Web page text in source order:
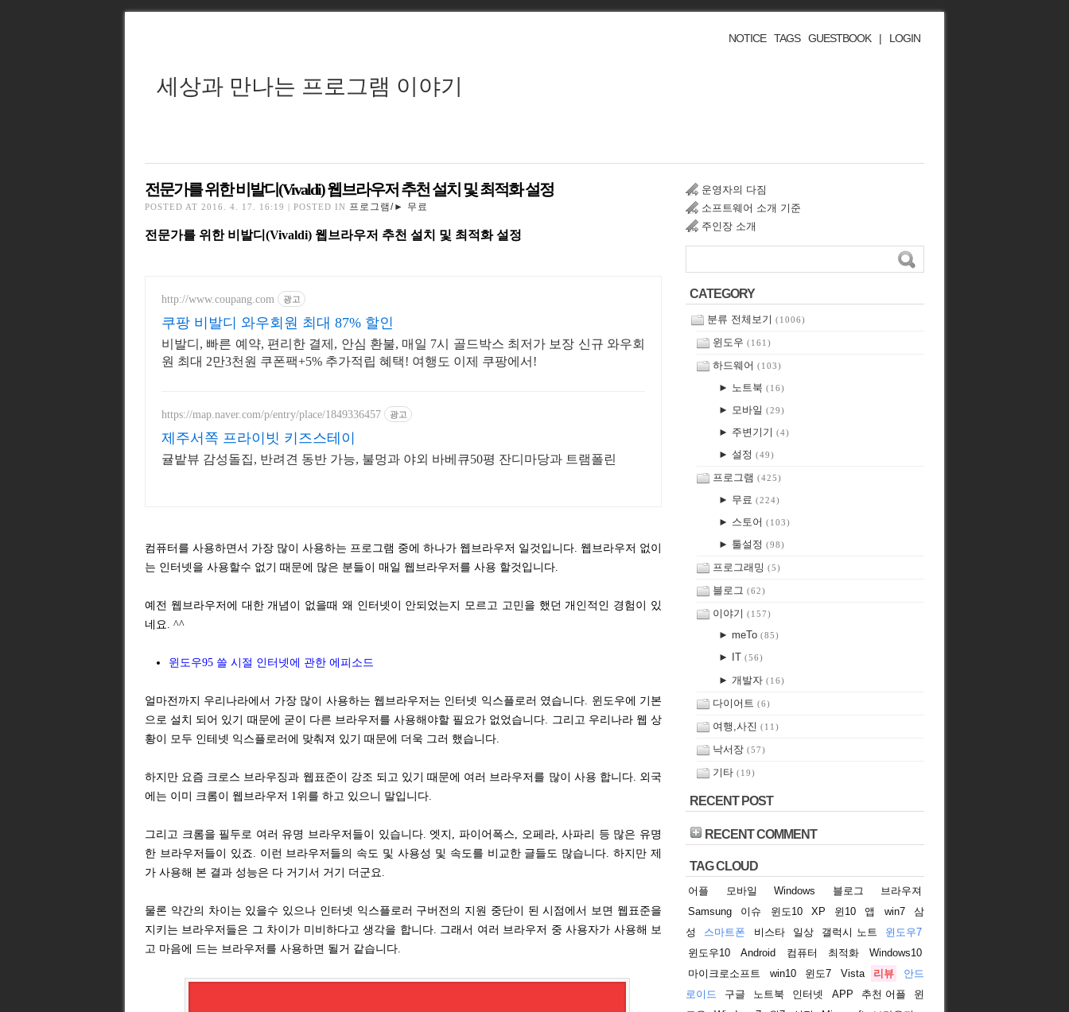
세상과 만나는 프로그램 이야기
LOGIN
|
GUESTBOOK
TAGS
NOTICE
전문가를 위한 비발디(Vivaldi) 웹브라우저 추천 설치 및 최적화 설정
POSTED AT 2016. 4. 17. 16:19 | POSTED IN 프로그램/► 무료
전문가를 위한 비발디(Vivaldi) 웹브라우저 추천 설치 및 최적화 설정
http://www.coupang.com 광고
쿠팡 비발디 와우회원 최대 87% 할인
비발디, 빠른 예약, 편리한 결제, 안심 환불, 매일 7시 골드박스 최저가 보장 신규 와우회
원 최대 2만3천원 쿠폰팩+5% 추가적립 혜택! 여행도 이제 쿠팡에서!
https://map.naver.com/p/entry/place/1849336457 광고
제주서쪽 프라이빗 키즈스테이
귤밭뷰 감성돌집, 반려견 동반 가능, 불멍과 야외 바베큐50평 잔디마당과 트램폴린
컴퓨터를 사용하면서 가장 많이 사용하는 프로그램 중에 하나가 웹브라우저 일것입니다. 웹브라우저 없이
는 인터넷을 사용할수 없기 때문에 많은 분들이 매일 웹브라우저를 사용 할것입니다.
예전 웹브라우저에 대한 개념이 없을때 왜 인터넷이 안되었는지 모르고 고민을 했던 개인적인 경험이 있
네요. ^^
윈도우95 쓸 시절 인터넷에 관한 에피소드
얼마전까지 우리나라에서 가장 많이 사용하는 웹브라우저는 인터넷 익스플로러 였습니다. 윈도우에 기본
으로 설치 되어 있기 때문에 굳이 다른 브라우저를 사용해야할 필요가 없었습니다. 그리고 우리나라 웹 상
황이 모두 인테넷 익스플로러에 맞춰져 있기 때문에 더욱 그러 했습니다.
하지만 요즘 크로스 브라우징과 웹표준이 강조 되고 있기 때문에 여러 브라우저를 많이 사용 합니다. 외국
에는 이미 크롬이 웹브라우저 1위를 하고 있으니 말입니다.
그리고 크롬을 필두로 여러 유명 브라우저들이 있습니다. 엣지, 파이어폭스, 오페라, 사파리 등 많은 유명
한 브라우저들이 있죠. 이런 브라우저들의 속도 및 사용성 및 속도를 비교한 글들도 많습니다. 하지만 제
가 사용해 본 결과 성능은 다 거기서 거기 더군요.
물론 약간의 차이는 있을수 있으나 인터넷 익스플로러 구버전의 지원 중단이 된 시점에서 보면 웹표준을
지키는 브라우저들은 그 차이가 미비하다고 생각을 합니다. 그래서 여러 브라우저 중 사용자가 사용해 보
고 마음에 드는 브라우저를 사용하면 될거 같습니다.
운영자의 다짐
소프트웨어 소개 기준
주인장 소개
CATEGORY
분류 전체보기 (1006)
윈도우 (161)
하드웨어 (103)
► 노트북 (16)
► 모바일 (29)
► 주변기기 (4)
► 설정 (49)
프로그램 (425)
► 무료 (224)
► 스토어 (103)
► 툴설정 (98)
프로그래밍 (5)
블로그 (62)
이야기 (157)
► meTo (85)
► IT (56)
► 개발자 (16)
다이어트 (6)
여행,사진 (11)
낙서장 (57)
기타 (19)
RECENT POST
RECENT COMMENT
TAG CLOUD
어플 모바일 Windows 블로그
브라우져
Samsung
이슈 윈도10 XP 윈10 앱 win7
삼
성
스마트폰 비스타 일상 갤럭시 노트
윈도우7
윈도우10
Android 컴퓨터 최적화
Windows10
마이크로소프트
win10 윈도7 Vista 리뷰
안드
로이드
구글 노트북 인터넷 APP 추천 어플
윈